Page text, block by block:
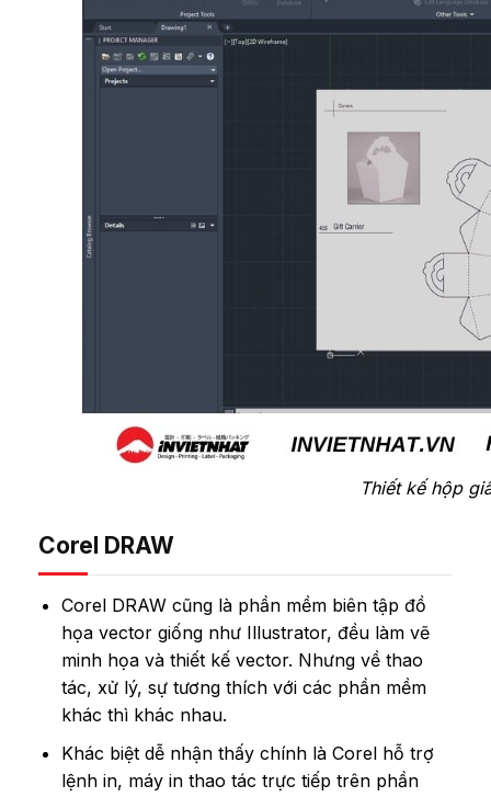
Thiết kế hộp
Corel DRAW
Corel DRAW cũng là phần mềm biên tập đồ
họa vector giống như Illustrator, đều làm vẽ
minh họa và thiết kế vector. Nhưng về thao
tác, xử lý, sự tương thích với các phần mềm
khác thì khác nhau.
Khác biệt dễ nhận thấy chính là Corel hỗ trợ
lệnh in, máy in thao tác trực tiếp trên phần